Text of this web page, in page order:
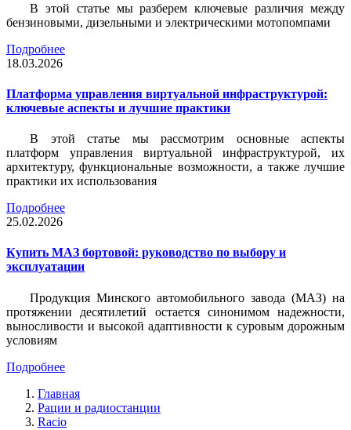
В этой статье мы разберем ключевые различия между
бензиновыми, дизельными и электрическими мотопомпами
Подробнее
18.03.2026
Платформа управления виртуальной инфраструктурой:
ключевые аспекты и лучшие практики
В этой статье мы рассмотрим основные аспекты
платформ управления виртуальной инфраструктурой, их
архитектуру, функциональные возможности, а также лучшие
практики их использования
Подробнее
25.02.2026
Купить МАЗ бортовой: руководство по выбору и
эксплуатации
Продукция Минского автомобильного завода (МАЗ) на
протяжении десятилетий остается синонимом надежности,
выносливости и высокой адаптивности к суровым дорожным
условиям
Подробнее
Главная
Рации и радиостанции
Racio